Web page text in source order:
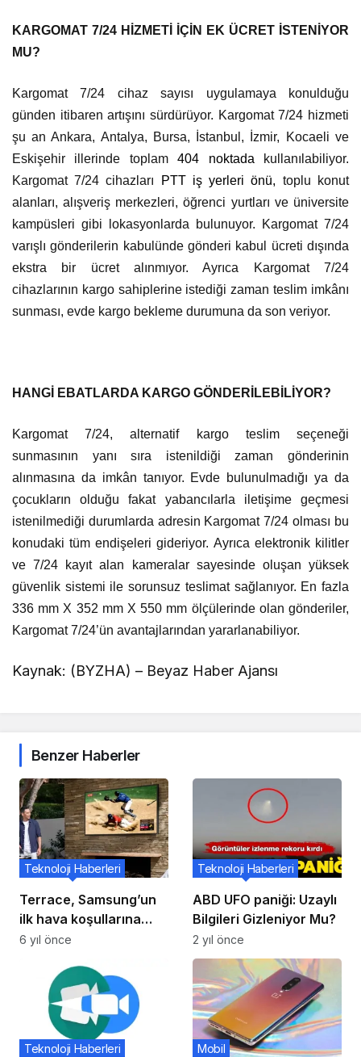
KARGOMAT 7/24 HİZMETİ İÇİN EK ÜCRET İSTENİYOR
MU?
Kargomat 7/24 cihaz sayısı uygulamaya konulduğu
günden itibaren artışını sürdürüyor. Kargomat 7/24 hizmeti
şu an Ankara, Antalya, Bursa, İstanbul, İzmir, Kocaeli ve
Eskişehir illerinde toplam404 noktada kullanılabiliyor.
Kargomat 7/24 cihazları
PTT iş yerleri önü, toplu konut
alanları, alışveriş merkezleri, öğrenci yurtları ve üniversite
kampüsleri gibi lokasyonlarda bulunuyor. Kargomat 7/24
varışlı gönderilerin kabulünde gönderi kabul ücreti dışında
ekstra bir ücret alınmıyor. Ayrıca Kargomat 7/24
cihazlarının kargo sahiplerine istediği zaman teslim imkânı
sunması, evde kargo bekleme durumuna da son veriyor.
HANGİ EBATLARDA KARGO GÖNDERİLEBİLİYOR?
Kargomat 7/24, alternatif kargo teslim seçeneği
sunmasının yanı sıra istenildiği zaman gönderinin
alınmasına da imkân tanıyor. Evde bulunulmadığı ya da
çocukların olduğu fakat yabancılarla iletişime geçmesi
istenilmediği durumlarda adresin Kargomat 7/24 olması bu
konudaki tüm endişeleri gideriyor. Ayrıca elektronik kilitler
ve 7/24 kayıt alan kameralar sayesinde oluşan yüksek
güvenlik sistemi ile sorunsuz teslimat sağlanıyor. En fazla
336 mm X 352 mm X 550 mm ölçülerinde olan gönderiler,
Kargomat 7/24’ün avantajlarından yararlanabiliyor.
Kaynak: (BYZHA) – Beyaz Haber Ajansı
Benzer Haberler
Terrace, Samsung’un
ilk hava koşullarına
dayanıklı QLED TV’si
Teknoloji Haberleri
6 yıl önce
ABD UFO paniği: Uzaylı
Bilgileri Gizleniyor Mu?
Teknoloji Haberleri
2 yıl önce
Teknoloji Haberleri Mobil